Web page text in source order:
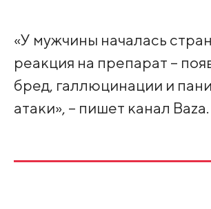
«У мужчины началась
реакция на препарат –
бред, галлюцинации и
атаки», – пишет канал Baza.